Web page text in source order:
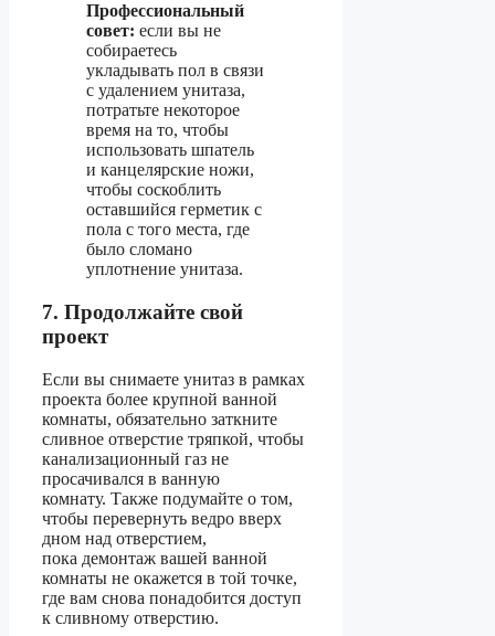
Профессиональный
совет: если вы не
собираетесь
укладывать пол в связи
с удалением унитаза,
потратьте некоторое
время на то, чтобы
использовать шпатель
и канцелярские ножи,
чтобы соскоблить
оставшийся герметик с
пола с того места, где
было сломано
уплотнение унитаза.
7. Продолжайте свой
проект
Если вы снимаете унитаз в рамках
проекта более крупной ванной
комнаты, обязательно заткните
сливное отверстие тряпкой, чтобы
канализационный газ не
просачивался в ванную
комнату. Также подумайте о том,
чтобы перевернуть ведро вверх
дном над отверстием,
пока демонтаж вашей ванной
комнаты не окажется в той точке,
где вам снова понадобится доступ
к сливному отверстию.